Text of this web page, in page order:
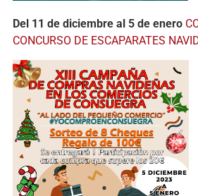
Del 11 de diciembre al 5 de enero
CONCURSO DE ESCAPARATES